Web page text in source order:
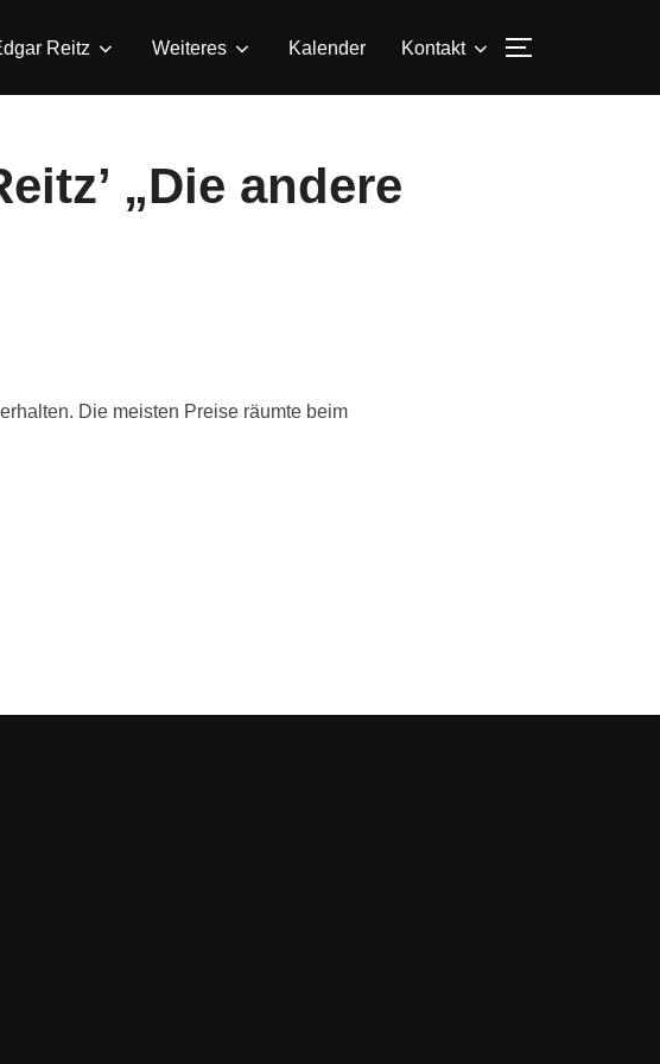
Reitz Weiteres Kalender Kontakt
„Die andere
Die meisten Preise räumte beim